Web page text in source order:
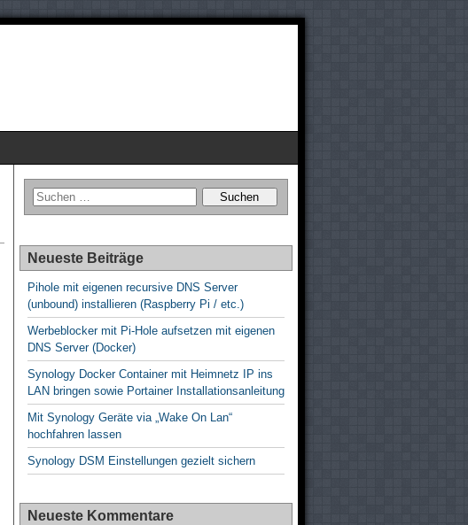
Neueste Beiträge
Pihole mit eigenen recursive DNS Server
(unbound) installieren (Raspberry Pi / etc.)
Werbeblocker mit Pi-Hole aufsetzen mit eigenen
DNS Server (Docker)
Synology Docker Container mit Heimnetz IP ins
LAN bringen sowie Portainer Installationsanleitung
Mit Synology Geräte via „Wake On Lan“
hochfahren lassen
Synology DSM Einstellungen gezielt sichern
Neueste Kommentare